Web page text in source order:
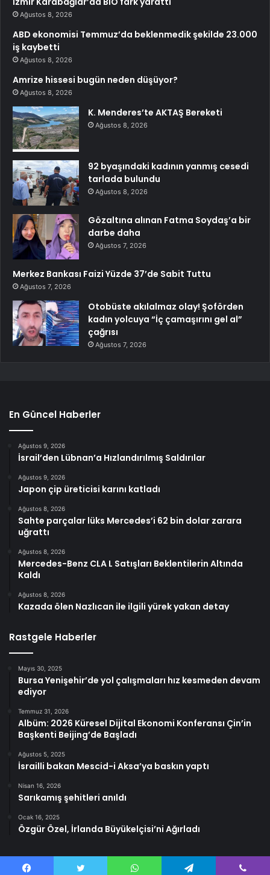
Ağustos 8, 2026
ABD ekonomisi Temmuz’da beklenmedik şekilde 23.000
iş kaybetti
Ağustos 8, 2026
Amrize hissesi bugün neden düşüyor?
Ağustos 8, 2026
K. Menderes’te AKTAŞ Bereketi
Ağustos 8, 2026
92 byaşındaki kadının yanmış cesedi
tarlada bulundu
Ağustos 8, 2026
Gözaltına alınan Fatma Soydaş’a bir
darbe daha
Ağustos 7, 2026
Merkez Bankası Faizi Yüzde 37’de Sabit Tuttu
Ağustos 7, 2026
Otobüste akılalmaz olay! Şoförden
kadın yolcuya “İç çamaşırını gel al”
çağrısı
Ağustos 7, 2026
En Güncel Haberler
Ağustos 9, 2026
İsrail’den Lübnan’a Hızlandırılmış Saldırılar
Ağustos 9, 2026
Japon çip üreticisi karını katladı
Ağustos 8, 2026
Sahte parçalar lüks Mercedes’i 62 bin dolar zarara
uğrattı
Ağustos 8, 2026
Mercedes-Benz CLA L Satışları Beklentilerin Altında
Kaldı
Ağustos 8, 2026
Kazada ölen Nazlıcan ile ilgili yürek yakan detay
Rastgele Haberler
Mayıs 30, 2025
Bursa Yenişehir’de yol çalışmaları hız kesmeden devam
ediyor
Temmuz 31, 2026
Albüm: 2026 Küresel Dijital Ekonomi Konferansı Çin’in
Başkenti Beijing’de Başladı
Ağustos 5, 2025
İsrailli bakan Mescid-i Aksa’ya baskın yaptı
Nisan 16, 2026
Sarıkamış şehitleri anıldı
Ocak 16, 2025
Özgür Özel, İrlanda Büyükelçisi’ni Ağırladı